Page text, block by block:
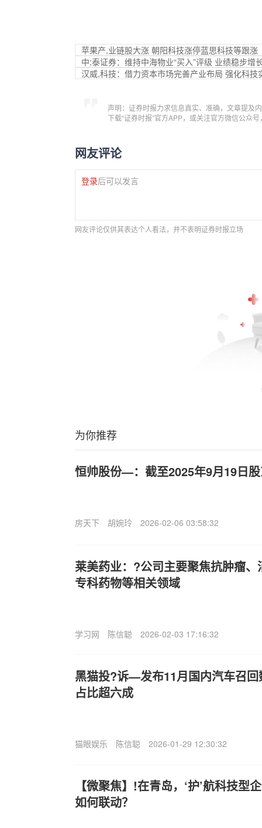
苹果产,业链股大涨 朝阳科技涨停蓝思科技等跟涨
中;泰证券：维持中海物业“买入”评级 业绩稳步增
汉威,科技：借力资本市场完善产业布局 强化科技
声明：证券时报力求信息真实、准确，文章提及
下载“证券时报”官方APP，或关注官方微信公众
网友评论
登录后可以发言
网友评论仅供其表达个人看法，并不表明证券时报立场
为你推荐
恒帅股份—：截至2025年9月19日
房天下 胡婉玲 2026-02-06 03:58:32
莱美药业：?公司主要聚焦抗肿瘤
专科药物等相关领域
学习网 陈信聪 2026-02-03 17:16:32
黑猫投?诉—发布11月国内汽车召
占比超六成
猫眼娱乐 陈信聪 2026-01-29 12:30:32
【微聚焦】!在青岛，‘护’航科技型
如何联动？